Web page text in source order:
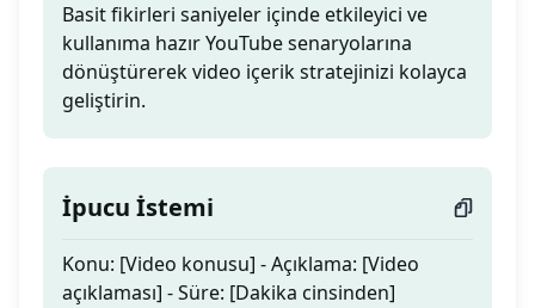
Basit fikirleri saniyeler içinde etkileyici ve
kullanıma hazır YouTube senaryolarına
dönüştürerek video içerik stratejinizi kolayca
geliştirin.
İpucu İstemi
Konu: [Video konusu] - Açıklama: [Video
açıklaması] - Süre: [Dakika cinsinden]